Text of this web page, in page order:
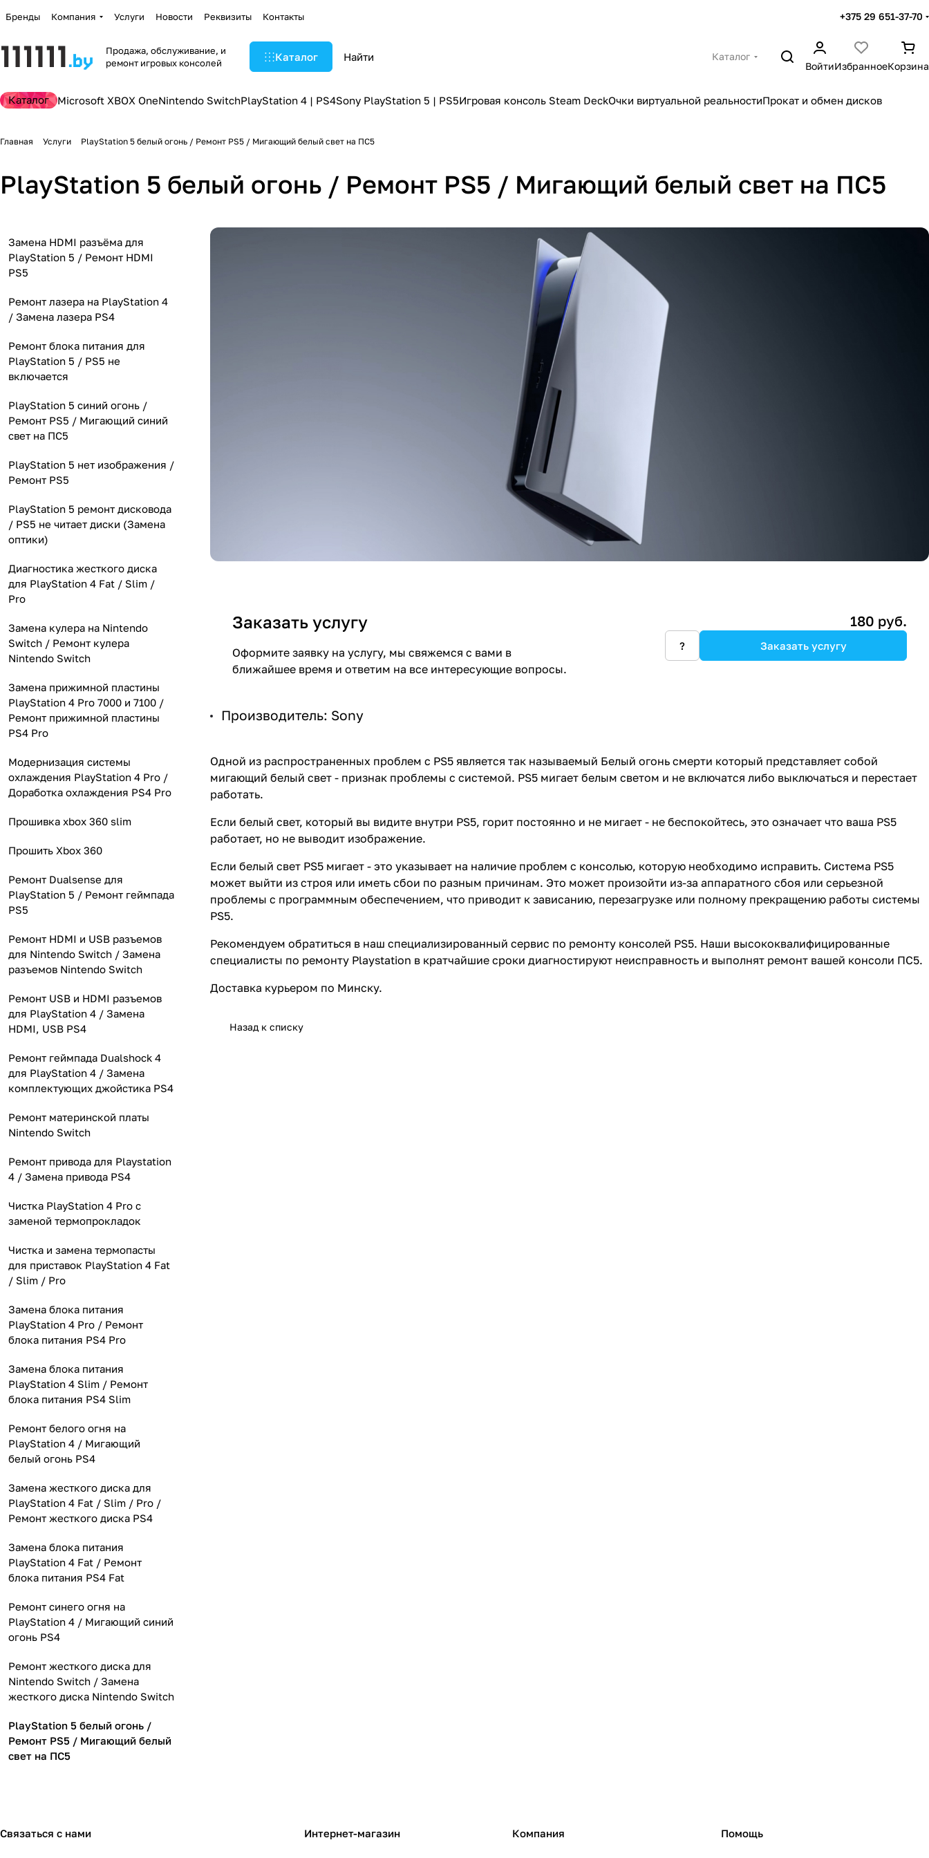
Бренды Компания Услуги Новости Реквизиты Контакты +375 29 651-37-70
Продажа, обслуживание, и
ремонт игровых консолей
Каталог
Каталог
ВойтиИзбранноеКорзина
Каталог Microsoft XBOX OneNintendo SwitchPlayStation 4 | PS4Sony PlayStation 5 | PS5Игровая консоль Steam DeckОчки виртуальной реальностиПрокат и обмен дисков
Главная Услуги PlayStation 5 белый огонь / Ремонт PS5 / Мигающий белый свет на ПС5
PlayStation 5 белый огонь / Ремонт PS5 / Мигающий белый свет на ПС5
Заказать услугу
Оформите заявку на услугу, мы свяжемся с вами в
ближайшее время и ответим на все интересующие вопросы.
180 руб.
? Заказать услугу
Производитель: Sony
Одной из распространенных проблем с PS5 является так называемый Белый огонь смерти который представляет собой
мигающий белый свет - признак проблемы с системой. PS5 мигает белым светом и не включатся либо выключаться и перестает
работать.
Если белый свет, который вы видите внутри PS5, горит постоянно и не мигает - не беспокойтесь, это означает что ваша PS5
работает, но не выводит изображение.
Если белый свет PS5 мигает - это указывает на наличие проблем с консолью, которую необходимо исправить. Система PS5
может выйти из строя или иметь сбои по разным причинам. Это может произойти из-за аппаратного сбоя или серьезной
проблемы с программным обеспечением, что приводит к зависанию, перезагрузке или полному прекращению работы системы
PS5.
Рекомендуем обратиться в наш специализированный сервис по ремонту консолей PS5. Наши высококвалифицированные
специалисты по ремонту Playstation в кратчайшие сроки диагностируют неисправность и выполнят ремонт вашей консоли ПС5.
Доставка курьером по Минску.
Назад к списку
Замена HDMI разъёма для
PlayStation 5 / Ремонт HDMI
PS5
Ремонт лазера на PlayStation 4
/ Замена лазера PS4
Ремонт блока питания для
PlayStation 5 / PS5 не
включается
PlayStation 5 синий огонь /
Ремонт PS5 / Мигающий синий
свет на ПС5
PlayStation 5 нет изображения /
Ремонт PS5
PlayStation 5 ремонт дисковода
/ PS5 не читает диски (Замена
оптики)
Диагностика жесткого диска
для PlayStation 4 Fat / Slim /
Pro
Замена кулера на Nintendo
Switch / Ремонт кулера
Nintendo Switch
Замена прижимной пластины
PlayStation 4 Pro 7000 и 7100 /
Ремонт прижимной пластины
PS4 Pro
Модернизация системы
охлаждения PlayStation 4 Pro /
Доработка охлаждения PS4 Pro
Прошивка xbox 360 slim
Прошить Xbox 360
Ремонт Dualsense для
PlayStation 5 / Ремонт геймпада
PS5
Ремонт HDMI и USB разъемов
для Nintendo Switch / Замена
разъемов Nintendo Switch
Ремонт USB и HDMI разъемов
для PlayStation 4 / Замена
HDMI, USB PS4
Ремонт геймпада Dualshock 4
для PlayStation 4 / Замена
комплектующих джойстика PS4
Ремонт материнской платы
Nintendo Switch
Ремонт привода для Playstation
4 / Замена привода PS4
Чистка PlayStation 4 Pro с
заменой термопрокладок
Чистка и замена термопасты
для приставок PlayStation 4 Fat
/ Slim / Pro
Замена блока питания
PlayStation 4 Pro / Ремонт
блока питания PS4 Pro
Замена блока питания
PlayStation 4 Slim / Ремонт
блока питания PS4 Slim
Ремонт белого огня на
PlayStation 4 / Мигающий
белый огонь PS4
Замена жесткого диска для
PlayStation 4 Fat / Slim / Pro /
Ремонт жесткого диска PS4
Замена блока питания
PlayStation 4 Fat / Ремонт
блока питания PS4 Fat
Ремонт синего огня на
PlayStation 4 / Мигающий синий
огонь PS4
Ремонт жесткого диска для
Nintendo Switch / Замена
жесткого диска Nintendo Switch
PlayStation 5 белый огонь /
Ремонт PS5 / Мигающий белый
свет на ПС5
Связаться с нами Интернет-магазин Компания Помощь